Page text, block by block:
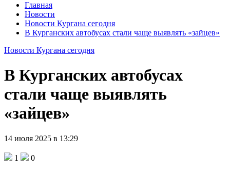
Главная
Новости
Новости Кургана сегодня
В Курганских автобусах стали чаще выявлять «зайцев»
Новости Кургана сегодня
В Курганских автобусах
стали чаще выявлять
«зайцев»
14 июля 2025 в 13:29
1
0